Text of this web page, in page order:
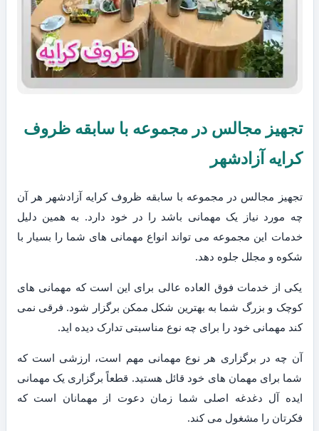
تجهیز مجالس در مجموعه با سابقه ظروف
کرایه آزادشهر
تجهیز مجالس در مجموعه با سابقه ظروف کرایه آزادشهر هر آن
چه مورد نیاز یک مهمانی باشد را در خود دارد. به همین دلیل
خدمات این مجموعه می تواند انواع مهمانی های شما را بسیار با
شکوه و مجلل جلوه دهد.
یکی از خدمات فوق العاده عالی برای این است که مهمانی های
کوچک و بزرگ شما به بهترین شکل ممکن برگزار شود. فرقی نمی
کند مهمانی خود را برای چه نوع مناسبتی تدارک دیده اید.
آن چه در برگزاری هر نوع مهمانی مهم است، ارزشی است که
شما برای مهمان های خود قائل هستید. قطعاً برگزاری یک مهمانی
ایده آل دغدغه اصلی شما زمان دعوت از مهمانان است که
فکرتان را مشغول می کند.